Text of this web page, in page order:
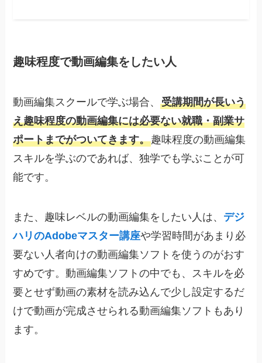
趣味程度で動画編集をしたい人
動画編集スクールで学ぶ場合、受講期間が長いう
え趣味程度の動画編集には必要ない就職・副業サ
ポートまでがついてきます。趣味程度の動画編集
スキルを学ぶのであれば、独学でも学ぶことが可
能です。
また、趣味レベルの動画編集をしたい人は、 デジ
ハリのAdobeマスター講座や学習時間があまり必
要ない人者向けの動画編集ソフトを使うのがおす
すめです。動画編集ソフトの中でも、スキルを必
要とせず動画の素材を読み込んで少し設定するだ
けで動画が完成させられる動画編集ソフトもあり
ます。